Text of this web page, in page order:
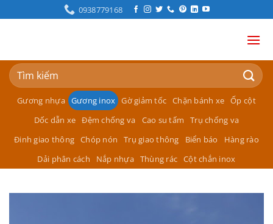
qua
0938779168
Tìm
kiếm:
Gương nhựa Gương inox Gờ giảm tốc Chặn bánh xe Ốp cột
Dốc dẫn xe Đệm chống va Cao su tấm
Trụ chống va
Đinh giao thông Chóp nón Trụ giao thông Biển báo
Hàng rào
Dải phân cách
Nắp nhựa Thùng rác Cột chắn inox